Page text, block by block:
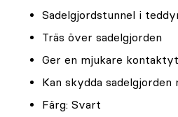
Sadelgjordstunnel i
Träs över sadelgjorden
Ger en mjukare
Kan skydda sadelgjorden
Färg: Svart